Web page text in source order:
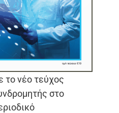
το νέο τεύχος
στο